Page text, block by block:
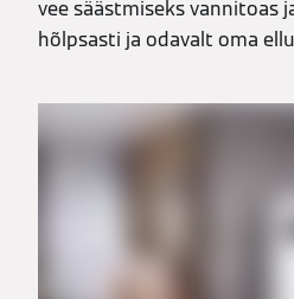
vee säästmiseks vannitoas
hõlpsasti ja odavalt oma